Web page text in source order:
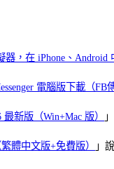
器，在 iPhone、Android
電腦版下載（FB
新版（Win+Mac 版）
體中文版+免費版） 」